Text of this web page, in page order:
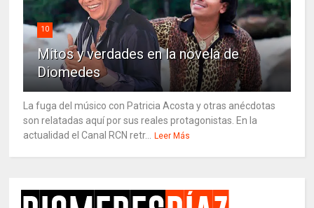
10
Mitos y verdades en la novela de
Diomedes
La fuga del músico con Patricia Acosta y otras anécdotas
son relatadas aquí por sus reales protagonistas. En la
actualidad el Canal RCN retr...
Leer Más